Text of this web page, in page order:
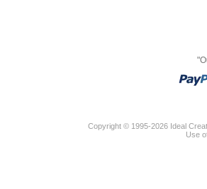
Copyright © 1995-2026 Ideal
Use